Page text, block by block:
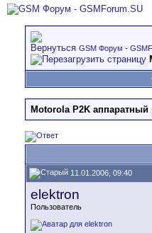
GSM Форум -
Motorola P2K аппаратный
11.01.2006, 09:40
elektron
Пользователь